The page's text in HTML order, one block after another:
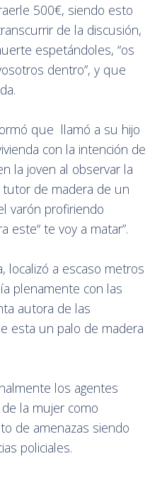
500€, siendo esto
de la discusión,
espetándoles, “os
dentro”, y que
que llamó a su hijo
con la intención de
la joven al observar la
de madera de un
varón profiriendo
este“ te voy a matar”.
localizó a escaso metros
plenamente con las
autora de las
esta un palo de madera
los agentes
la mujer como
de amenazas siendo
policiales.